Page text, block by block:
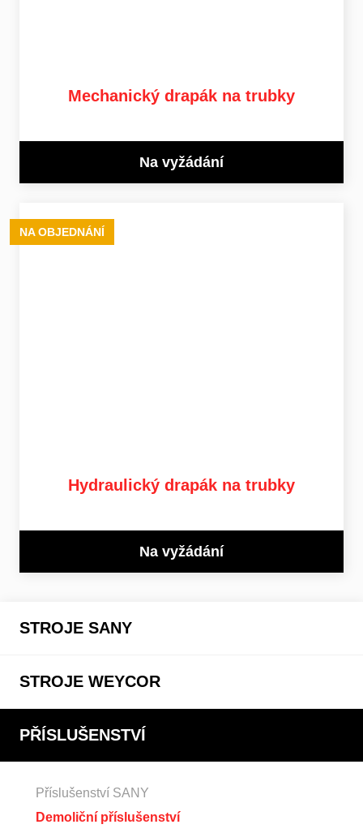
Mechanický drapák na trubky
Na vyžádání
NA OBJEDNÁNÍ
Hydraulický drapák na trubky
Na vyžádání
STROJE SANY
STROJE WEYCOR
PŘÍSLUŠENSTVÍ
Příslušenství SANY
Demoliční příslušenství